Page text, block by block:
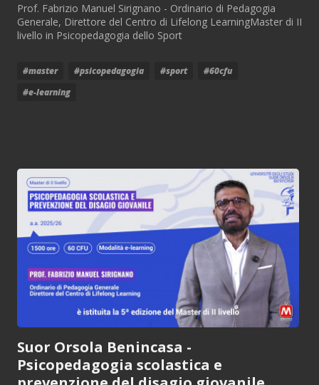
Prof. Fabrizio Manuel Sirignano - Ordinario di Pedagogia
Generale, Direttore del Centro di Lifelong LearningMaster di II
livello in Psicopedagogia dello Sport
#master #psicopedagogia #sport
#60cfu
#e-learning
Suor Orsola Benincasa -
Psicopedagogia scolastica e